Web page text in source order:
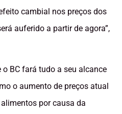
cambial nos preços dos
auferido a partir de agora”,
BC fará tudo a seu alcance
o aumento de preços atual
por causa da